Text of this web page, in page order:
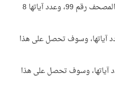
هي السورة التي ترتيبها في المصحف رقم 99، وعدد آياتها 8
آياتها، وسوف تحصل على هذا
آياتها، وسوف تحصل على هذا